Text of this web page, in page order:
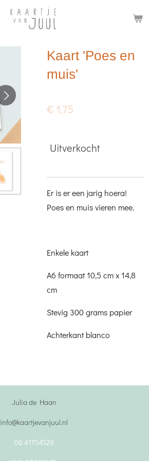
Kaart 'Poes en
muis'
€ 1,75
Uitverkocht
Er is er een jarig hoera!
Poes en muis vieren mee.
Enkele kaart
A6 formaat 10,5 cm x 14,8
cm
Stevig 300 grams papier
Achterkant blanco
Julia de Haan
info@kaartjevanjuul.nl
06 41154529